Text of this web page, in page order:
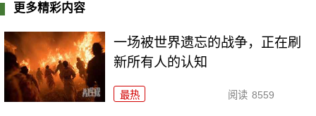
更多精彩内容
一场被世界遗忘的战争，正在刷
新所有人的认知
最热 阅读 8559